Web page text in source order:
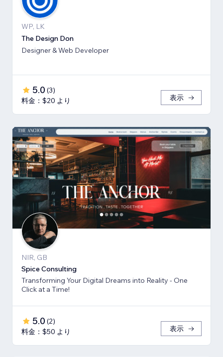
WP, LK
The Design Don
Designer & Web Developer
5.0 (3)
料金：$20 より
表示
NIR, GB
Spice Consulting
Transforming Your Digital Dreams into Reality - One
Click at a Time!
5.0 (2)
料金：$50 より
表示